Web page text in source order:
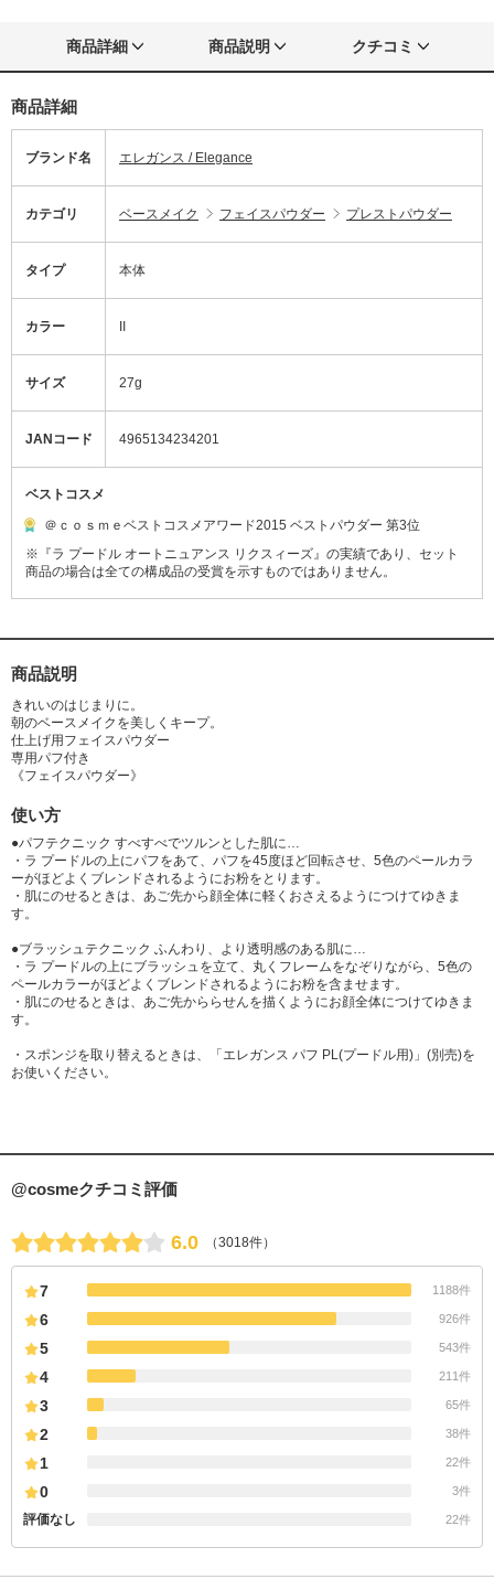
商品詳細 商品説明 クチコミ
商品詳細
ブランド名 エレガンス / Elegance
カテゴリ ベースメイク フェイスパウダー プレストパウダー
タイプ 本体
カラー
サイズ 27g
JANコード 4965134234201
ベストコスメ
＠ｃｏｓｍｅベストコスメアワード2015 ベストパウダー 第3位
※『ラ プードル オートニュアンス リクスィーズ』の実績であり、セット
商品の場合は全ての構成品の受賞を示すものではありません。
商品説明
きれいのはじまりに。
朝のベースメイクを美しくキープ。
仕上げ用フェイスパウダー
専用パフ付き
《フェイスパウダー》
使い方
●パフテクニック すべすべでツルンとした肌に…
・ラ プードルの上にパフをあて、パフを45度ほど回転させ、5色のペールカラ
ーがほどよくブレンドされるようにお粉をとります。
・肌にのせるときは、あご先から顔全体に軽くおさえるようにつけてゆきま
す。
●ブラッシュテクニック ふんわり、より透明感のある肌に…
・ラ プードルの上にブラッシュを立て、丸くフレームをなぞりながら、5色の
ペールカラーがほどよくブレンドされるようにお粉を含ませます。
・肌にのせるときは、あご先かららせんを描くようにお顔全体につけてゆきま
す。
・スポンジを取り替えるときは、「エレガンス パフ PL(プードル用)」(別売)を
お使いください。
@cosmeクチコミ評価
6.0 （3018件）
7 1188件
6 926件
5 543件
4 211件
3 65件
2 38件
1 22件
0 3件
評価なし 22件